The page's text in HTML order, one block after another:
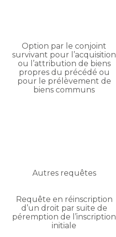
Option par le conjoint
survivant pour l’acquisition
ou l’attribution de biens
propres du précédé ou
pour le prélèvement de
biens communs
Autres requêtes
Requête en réinscription
d’un droit par suite de
péremption de l’inscription
initiale